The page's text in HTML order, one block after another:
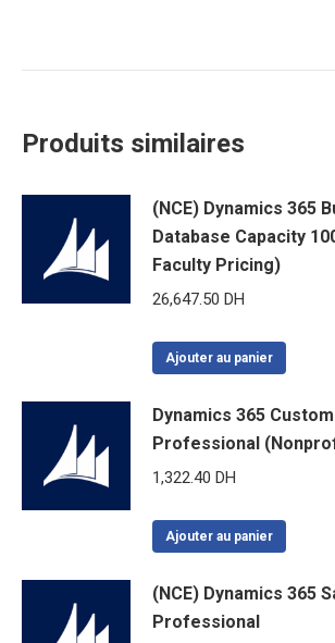
Produits similaires
(NCE) Dynamics 365
Database Capacity
Faculty Pricing)
26,647.50 DH
Ajouter au panier
Dynamics 365
Professional
1,322.40 DH
Ajouter au panier
(NCE) Dynamics 365
Professional